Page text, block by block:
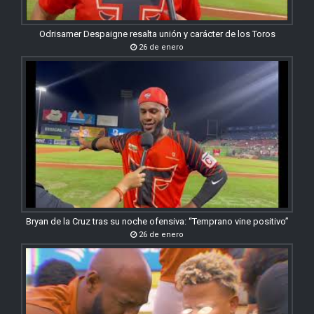
Odrisamer Despaigne resalta unión y carácter de los Toros
26 de enero
Bryan de la Cruz tras su noche ofensiva: “Temprano vine positivo”
26 de enero